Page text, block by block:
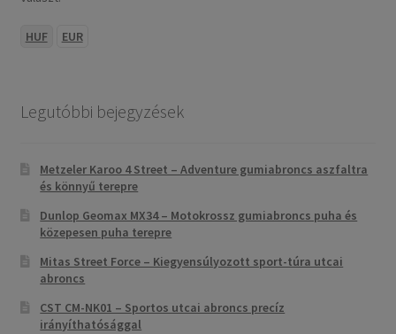
HUF EUR
Legutóbbi bejegyzések
Metzeler Karoo 4 Street – Adventure gumiabroncs aszfaltra
és könnyű terepre
Dunlop Geomax MX34 – Motokrossz gumiabroncs puha és
közepesen puha terepre
Mitas Street Force – Kiegyensúlyozott sport-túra utcai
abroncs
CST CM-NK01 – Sportos utcai abroncs precíz
irányíthatósággal